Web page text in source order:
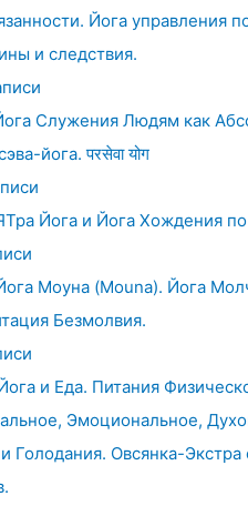
Йога управления
и следствия.
Служения Людям как
йога. परसेवा योग
Йога и Йога Хождения
Моуна (Mouna). Йога
Безмолвия.
и Еда. Питания
Эмоциональное,
Голодания. Овсянка-Экстра